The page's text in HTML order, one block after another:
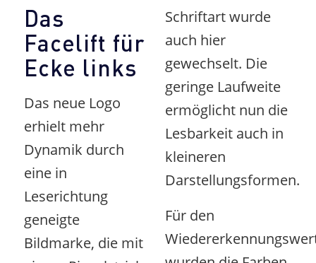
Das
Facelift für
Ecke links
Das neue Logo
erhielt mehr
Dynamik durch
eine in
Leserichtung
geneigte
Bildmarke, die mit
Schriftart wurde
auch hier
gewechselt. Die
geringe Laufweite
ermöglicht nun die
Lesbarkeit auch in
kleineren
Darstellungsformen.
Für den